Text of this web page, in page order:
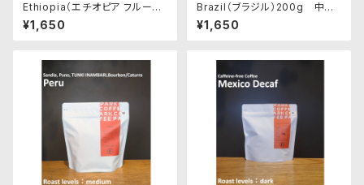
Ethiopia（エチオピア フルーテ
ィー）200g 浅煎り
¥1,650
Brazil（ブラジル）200g 中深
煎り
¥1,650